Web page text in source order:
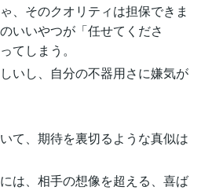
、そのクオリティは担保できま
いいやつが「任せてくださ
てしまう。
いし、自分の不器用さに嫌気が
て、期待を裏切るような真似は
は、相手の想像を超える、喜ば